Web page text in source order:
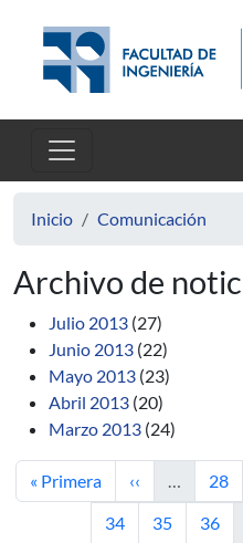
Inicio Comunicación
Archivo de
Julio 2013 (27)
Junio 2013 (22)
Mayo 2013 (23)
Abril 2013 (20)
Marzo 2013 (24)
Primera página
« Primera Página anterior
‹‹ … 28
Página
34 Página
35 Página
36